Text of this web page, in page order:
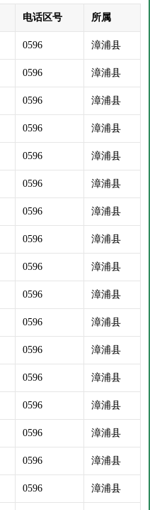
电话区号 所属
0596 漳浦县
0596 漳浦县
0596 漳浦县
0596 漳浦县
0596 漳浦县
0596 漳浦县
0596 漳浦县
0596 漳浦县
0596 漳浦县
0596 漳浦县
0596 漳浦县
0596 漳浦县
0596 漳浦县
0596 漳浦县
0596 漳浦县
0596 漳浦县
0596 漳浦县